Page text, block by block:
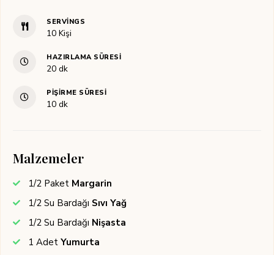
SERVINGS
10 Kişi
HAZIRLAMA SÜRESI
20dakika
dk
PIŞIRME SÜRESI
10dakika
dk
Malzemeler
1/2 Paket Margarin
1/2 Su Bardağı Sıvı Yağ
1/2 Su Bardağı Nişasta
1 Adet Yumurta